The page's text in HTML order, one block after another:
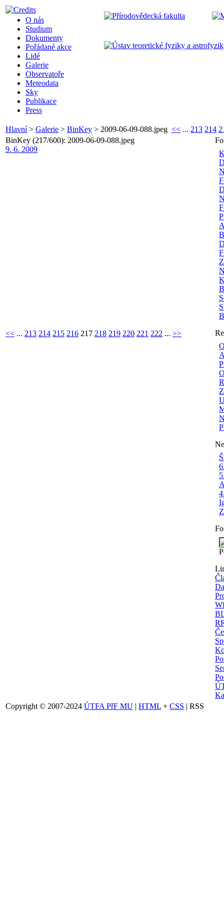
O nás
Studium
Dokumenty
Pořádané akce
Lidé
Galerie
Observatoře
Meteodata
Sky
Publikace
Press
Hlavní> Galerie > BinKey > 2009-06-09-088.jpeg << ... 213 214
BinKey (217/600): 2009-06-09-088.jpeg
9. 6. 2009
<< ... 213 214 215 216 217 218 219 220 221 222 ... >>
Copyright © 2007-2024 ÚTFA PřF MU | HTML + CSS | RSS